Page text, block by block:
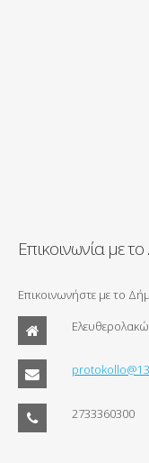
Επικοινωνία με
Επικοινωνήστε με το
2733360300